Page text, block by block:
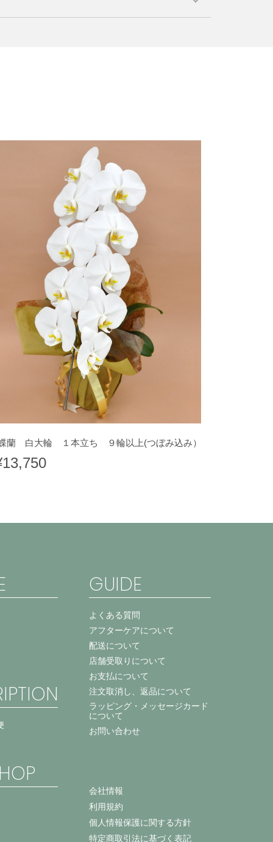
蘭 白大輪 １本立ち ９輪以上(つぼみ込み）
GUIDE
よくある質問
アフターケアについて
配送について
店舗受取りについて
お支払について
注文取消し、返品について
ラッピング・メッセージカード
について
お問い合わせ
会社情報
利用規約
個人情報保護に関する方針
特定商取引法に基づく表記